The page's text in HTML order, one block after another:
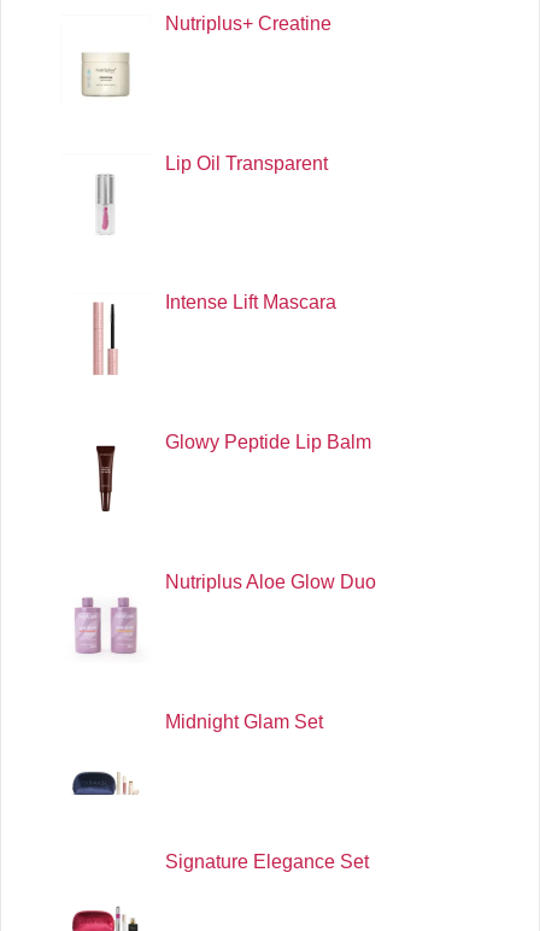
Nutriplus+ Creatine
Lip Oil Transparent
Intense Lift Mascara
Glowy Peptide Lip Balm
Nutriplus Aloe Glow Duo
Midnight Glam Set
Signature Elegance Set